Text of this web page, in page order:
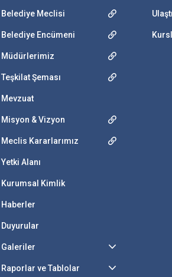
Belediye Meclisi
Belediye Encümeni
Müdürlerimiz
Teşkilat Şeması
Mevzuat
Misyon & Vizyon
Meclis Kararlarımız
Yetki Alanı
Kurumsal Kimlik
Haberler
Duyurular
Galeriler
Raporlar ve Tablolar